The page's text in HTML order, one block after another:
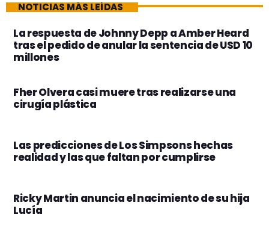
NOTICIAS MÁS LEÍDAS
La respuesta de Johnny Depp a Amber Heard
tras el pedido de anular la sentencia de USD 10
millones
Fher Olvera casi muere tras realizarse una
cirugía plástica
Las predicciones de Los Simpsons hechas
realidad y las que faltan por cumplirse
Ricky Martin anuncia el nacimiento de su hija
Lucía